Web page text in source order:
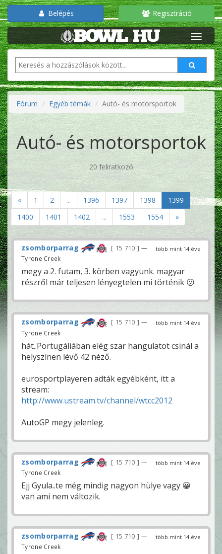
Belépés Regisztráció
Fórum Egyéb témák Autó- és motorsportok
Autó- és motorsportok
20 feliratkozó
« 1 2 ... 1396 1397 1398
1399
1400
1401 1402 ... 1553 1554 »
több mint 14 éve
zsomborparrag 15 710
—
Tyrone Creek
megy a 2. futam, 3. körben vagyunk. magyar
részről már teljesen lényegtelen mi történik 😕
több mint 14 éve
zsomborparrag 15 710
—
Tyrone Creek
hát..Portugáliában elég szar hangulatot csinál a
helyszínen lévő 42 néző.
eurosportplayeren adták egyébként, itt a
stream:
http://www.ustream.tv/channel/wtcc2012
AutoGP megy jelenleg.
több mint 14 éve
zsomborparrag 15 710
—
Tyrone Creek
Ejj Gyula..te még mindig nagyon hülye vagy 😀
van ami nem változik.
több mint 14 éve
zsomborparrag 15 710
—
Tyrone Creek